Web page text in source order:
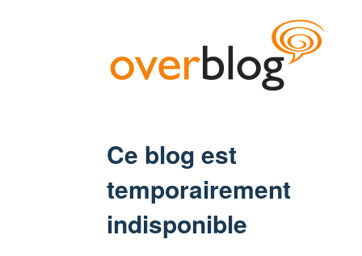
Ce blog est
temporairement
indisponible